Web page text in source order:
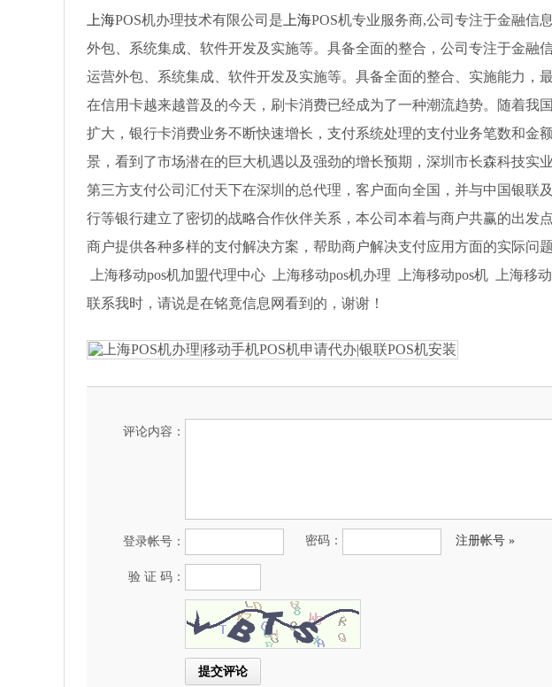
上海POS机办理技术有限公司是 上海POS机专业服务商,公司专注于金融信
外包、系统集成、软件开发及实施等。具备全面的整合，公司专注于金融
运营外包、系统集成、软件开发及实施等。具备全面的整合、实施能力，
在信用卡越来越普及的今天，刷卡消费已经成为了一种潮流趋势。随着我
扩大，银行卡消费业务不断快速增长，支付系统处理的支付业务笔数和金
景，看到了市场潜在的巨大机遇以及强劲的增长预期，深圳市长森科技实
第三方支付公司汇付天下在深圳的总代理，客户面向全国，并与中国银联
行等银行建立了密切的战略合作伙伴关系，本公司本着与商户共赢的出发
商户提供各种多样的支付解决方案，帮助商户解决支付应用方面的实际问
上海移动pos机加盟代理中心 上海移动pos机办理 上海移动pos机 上海移动
联系我时，请说是在铭竟信息网看到的，谢谢！
评论内容：
登录帐号： 密码： 注册帐号 »
验 证 码：